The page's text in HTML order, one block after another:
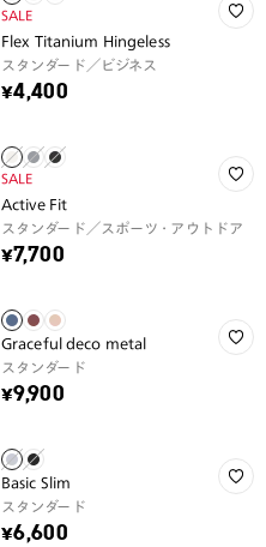
SALE
Flex Titanium Hingeless
スタンダード／ビジネス
¥4,400
SALE
Active Fit
スタンダード／スポーツ・アウトドア
¥7,700
Graceful deco metal
スタンダード
¥9,900
Basic Slim
スタンダード
¥6,600